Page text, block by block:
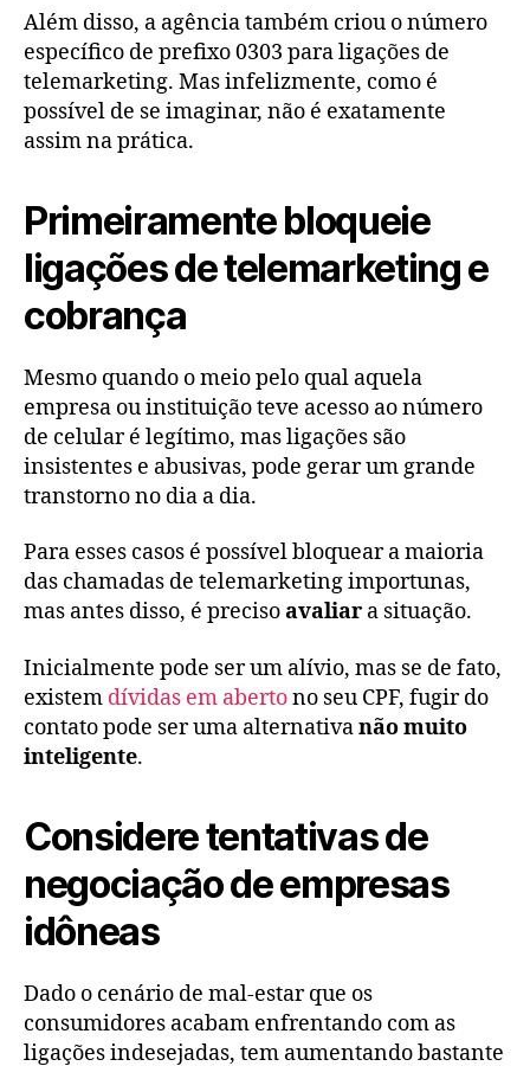
Além disso, a agência também criou o número
específico de prefixo 0303 para ligações de
telemarketing. Mas infelizmente, como é
possível de se imaginar, não é exatamente
assim na prática.
Primeiramente bloqueie
ligações de telemarketing e
cobrança
Mesmo quando o meio pelo qual aquela
empresa ou instituição teve acesso ao número
de celular é legítimo, mas ligações são
insistentes e abusivas, pode gerar um grande
transtorno no dia a dia.
Para esses casos é possível bloquear a maioria
das chamadas de telemarketing importunas,
mas antes disso, é precisoavaliar a situação.
Inicialmente pode ser um alívio, mas se de fato,
existem dívidas em abertono seu CPF, fugir do
contato pode ser uma alternativanão muito
inteligente.
Considere tentativas de
negociação de empresas
idôneas
Dado o cenário de mal-estar que os
consumidores acabam enfrentando com as
ligações indesejadas, tem aumentando bastante